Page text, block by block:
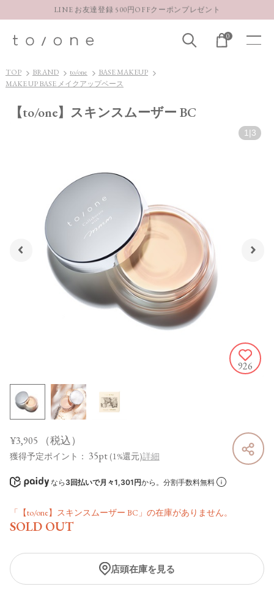
LINE お友達登録 500円OFFクーポンプレゼント
お得な定期購入コースはこちら
LINE お友達登録 500円OFFクーポンプレゼント
0
TOP BRAND to/one
BASE MAKEUP
MAKE UP BASE メイクアップベース
【to/one】スキンスムーザー BC
1 | 3
926
¥3,905 （税込）
獲得予定ポイント： 35pt (1%還元)詳細
なら 3回払いで月々1,301円から。分割手数料無料
「【to/one】スキンスムーザー BC」の在庫がありません。
SOLD OUT
店頭在庫を見る